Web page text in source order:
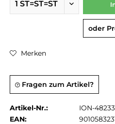
oder
Merken
Fragen zum Artikel?
Artikel-Nr.:
ION-
EAN: